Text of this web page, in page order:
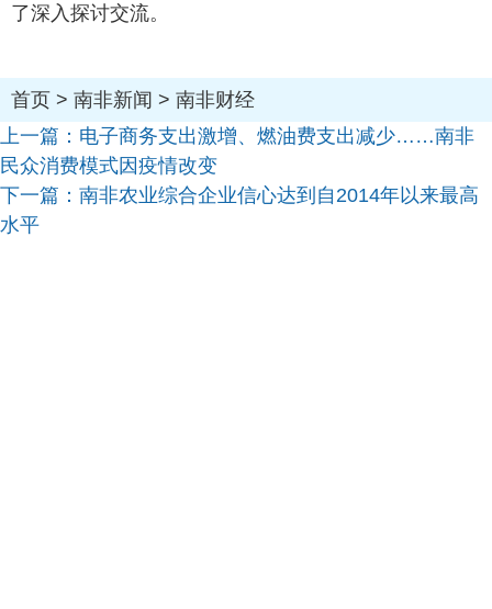
了深入探讨交流。
首页 > 南非新闻 > 南非财经
上一篇： 电子商务支出激增、燃油费支出减少……南非
民众消费模式因疫情改变
下一篇： 南非农业综合企业信心达到自2014年以来最高
水平